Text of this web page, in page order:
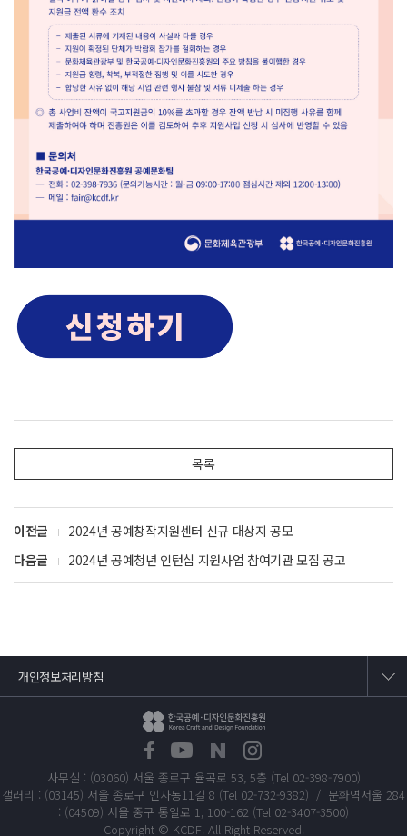
목록
이전글
2024년 공예창작지원센터 신규 대상지 공모
다음글
2024년 공예청년 인턴십 지원사업 참여기관 모집 공고
개인정보처리방침
사무실 : (03060) 서울 종로구 율곡로 53, 5층 (Tel 02-398-7900)
갤러리 : (03145) 서울 종로구 인사동11길 8 (Tel 02-732-9382) / 문화역서울 284
: (04509) 서울 중구 통일로 1, 100-162 (Tel 02-3407-3500)
Copyright © KCDF. All Right Reserved.